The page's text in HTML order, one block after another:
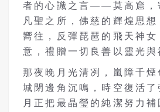
者的心識之言——莫高窟，
凡聖之所，佛慈的輝煌思
嚮往，反彈琵琶的飛天神女
意，禮贈一切良善以靈光
那夜晚月光清冽，嵐障千煙
城閉邊角沉鳴，時空復活
月正把最晶瑩的純潔努力補